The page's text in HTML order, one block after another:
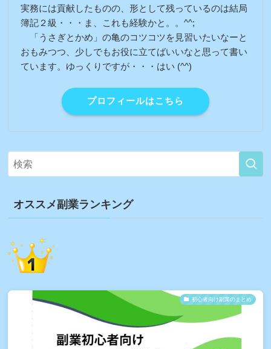
実務には貢献したものの、形として残っているのは結局
簿記２級・・・ま、これも経験かと。。^^;
「うさぎとかめ」の亀のコツコツを見習いたいなーと
おもみつつ、少しでもお役に立てばいいなと思って書い
ています。ゆっくりですが・・・はい (^^)
プロフィールはこちら
オススメ副業ランキング
初心者向け副業のまとめ